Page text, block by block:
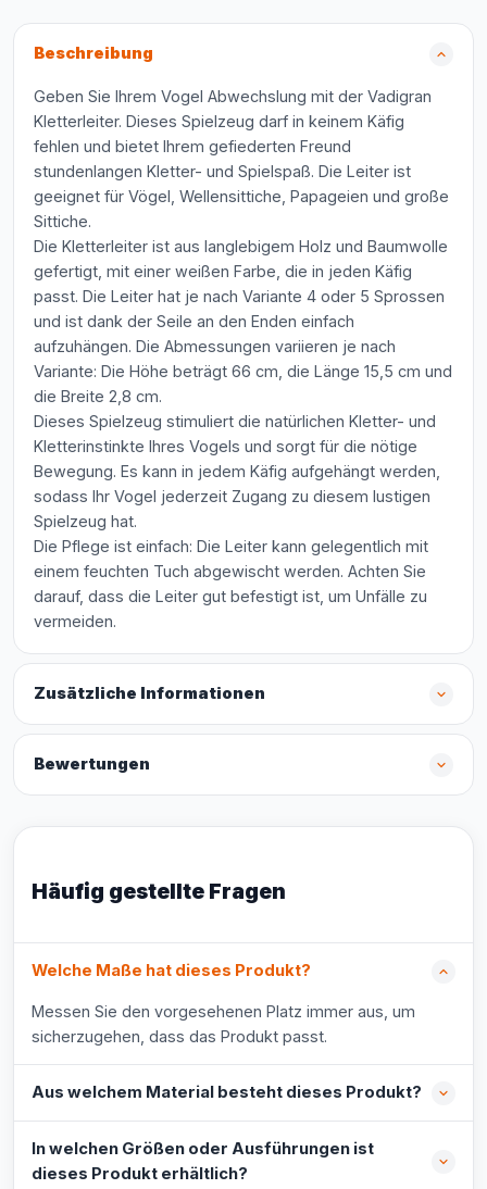
Beschreibung
Geben Sie Ihrem Vogel Abwechslung mit der Vadigran
Kletterleiter. Dieses Spielzeug darf in keinem Käfig
fehlen und bietet Ihrem gefiederten Freund
stundenlangen Kletter- und Spielspaß. Die Leiter ist
geeignet für Vögel, Wellensittiche, Papageien und große
Sittiche.
Die Kletterleiter ist aus langlebigem Holz und Baumwolle
gefertigt, mit einer weißen Farbe, die in jeden Käfig
passt. Die Leiter hat je nach Variante 4 oder 5 Sprossen
und ist dank der Seile an den Enden einfach
aufzuhängen. Die Abmessungen variieren je nach
Variante: Die Höhe beträgt 66 cm, die Länge 15,5 cm und
die Breite 2,8 cm.
Dieses Spielzeug stimuliert die natürlichen Kletter- und
Kletterinstinkte Ihres Vogels und sorgt für die nötige
Bewegung. Es kann in jedem Käfig aufgehängt werden,
sodass Ihr Vogel jederzeit Zugang zu diesem lustigen
Spielzeug hat.
Die Pflege ist einfach: Die Leiter kann gelegentlich mit
einem feuchten Tuch abgewischt werden. Achten Sie
darauf, dass die Leiter gut befestigt ist, um Unfälle zu
vermeiden.
Zusätzliche Informationen
Bewertungen
Häufig gestellte Fragen
Welche Maße hat dieses Produkt?
Messen Sie den vorgesehenen Platz immer aus, um
sicherzugehen, dass das Produkt passt.
Aus welchem Material besteht dieses Produkt?
In welchen Größen oder Ausführungen ist
dieses Produkt erhältlich?